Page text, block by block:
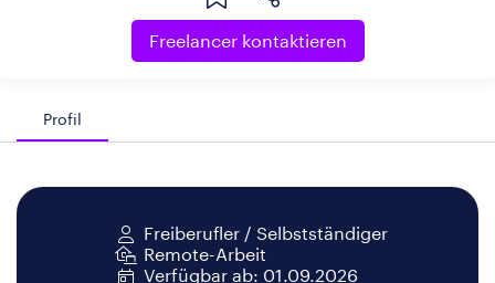
Freelancer kontaktieren
Profil
Freiberufler / Selbstständiger
Remote-Arbeit
Verfügbar ab: 01.09.2026